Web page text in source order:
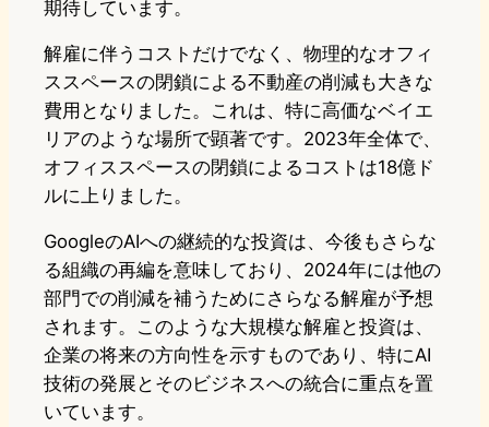
期待しています。
解雇に伴うコストだけでなく、物理的なオフィ
ススペースの閉鎖による不動産の削減も大きな
費用となりました。これは、特に高価なベイエ
リアのような場所で顕著です。2023年全体で、
オフィススペースの閉鎖によるコストは18億ド
ルに上りました。
GoogleのAIへの継続的な投資は、今後もさらな
る組織の再編を意味しており、2024年には他の
部門での削減を補うためにさらなる解雇が予想
されます。このような大規模な解雇と投資は、
企業の将来の方向性を示すものであり、特にAI
技術の発展とそのビジネスへの統合に重点を置
いています。